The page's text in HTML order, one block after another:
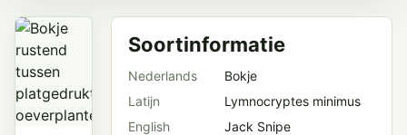
Soortinformatie
Nederlands
Bokje
Latijn
Lymnocryptes minimus
English
Jack Snipe